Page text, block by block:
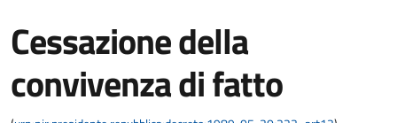
Cessazione della
convivenza di fatto